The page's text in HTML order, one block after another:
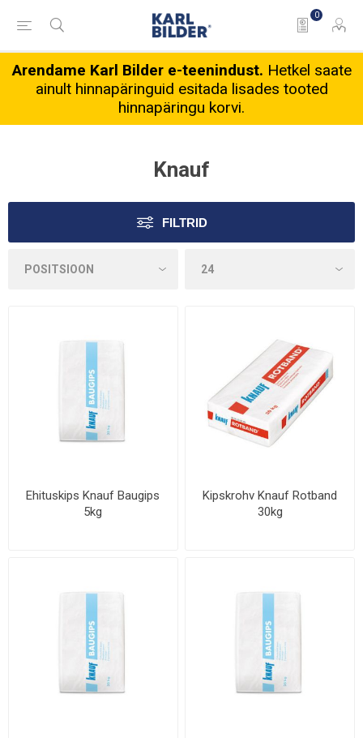
0
Arendame Karl Bilder e-teenindust. Hetkel saate
ainult hinnapäringuid esitada lisades tooted
hinnapäringu korvi.
Knauf
FILTRID
Ehituskips Knauf Baugips
5kg
Kipskrohv Knauf Rotband
30kg